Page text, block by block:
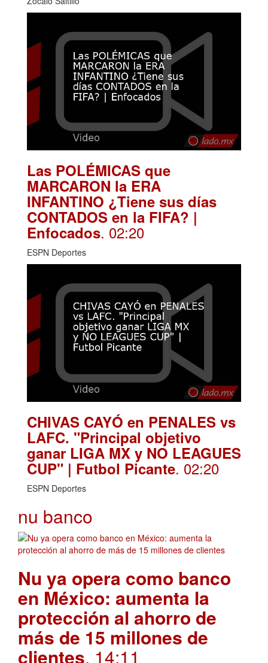
Las POLÉMICAS que
MARCARON la ERA
INFANTINO ¿Tiene sus días
CONTADOS en la FIFA? |
Enfocados. 02:20
ESPN Deportes
CHIVAS CAYÓ en PENALES vs
LAFC. "Principal objetivo
ganar LIGA MX y NO LEAGUES
CUP" | Futbol Picante. 02:20
ESPN Deportes
nu banco
Nu ya opera como banco
en México: aumenta la
protección al ahorro de
más de 15 millones de
clientes. 14:11